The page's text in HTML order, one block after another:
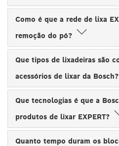
Como é que a rede de lixa
remoção do pó?
Que tipos de lixadeiras são
acessórios de lixar da Bosch?
Que tecnologias é que a
produtos de lixar EXPERT?
Quanto tempo duram os